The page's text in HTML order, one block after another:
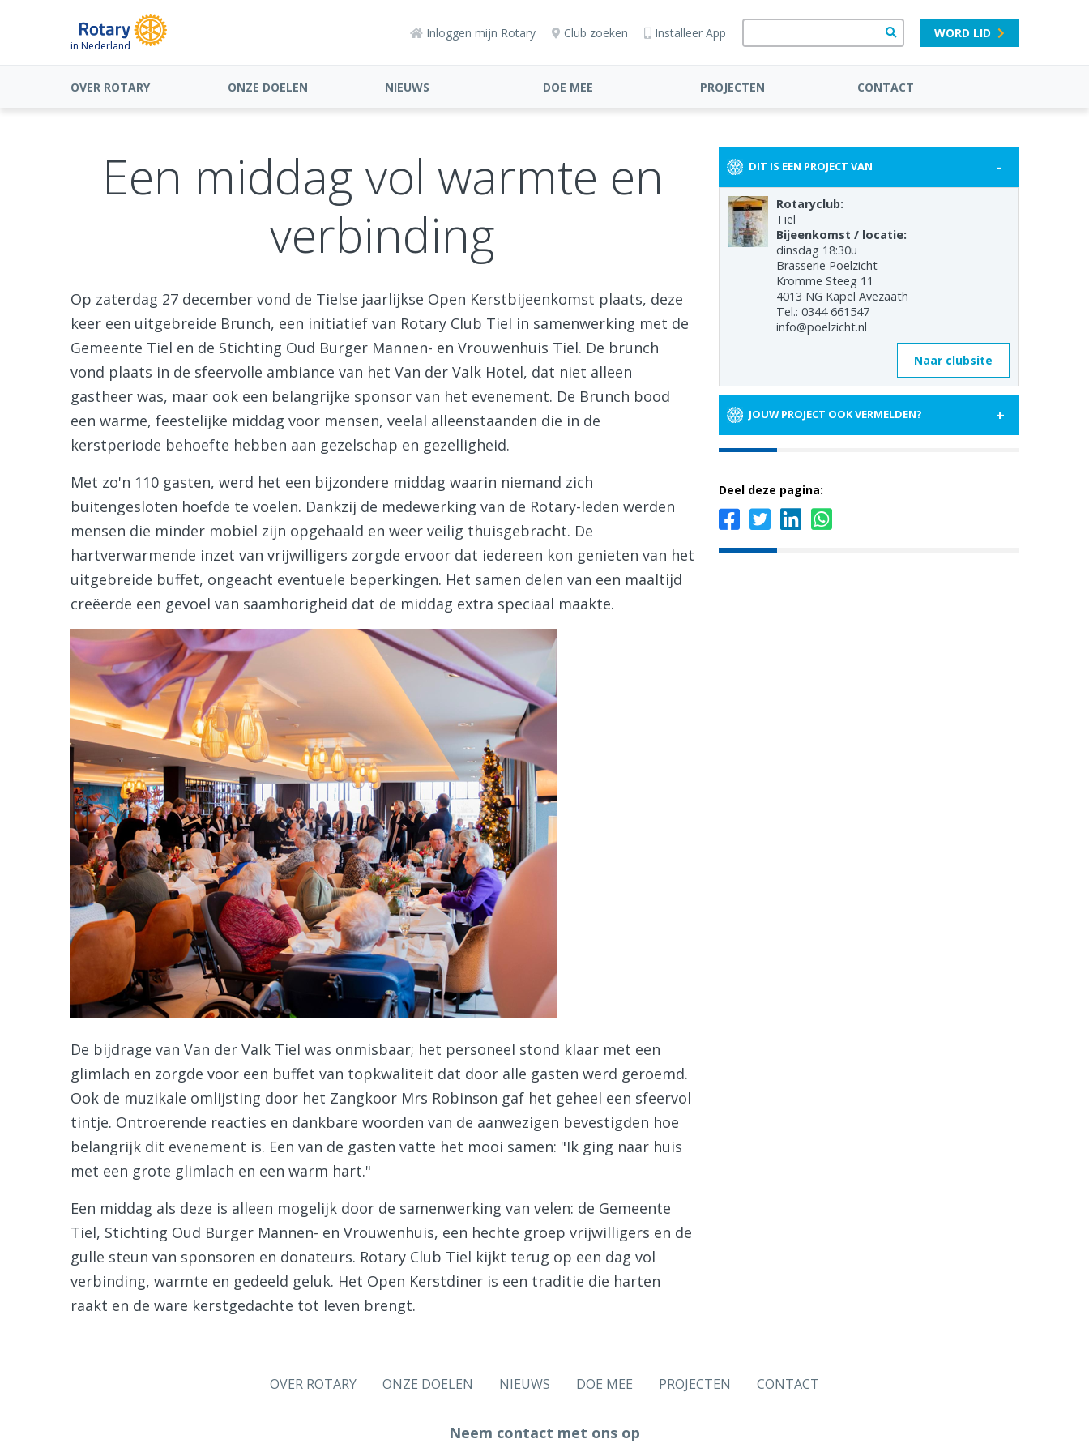
in Nederland
Inloggen mijn Rotary Club zoeken Installeer App WORD LID
OVER ROTARY ONZE DOELEN NIEUWS DOE MEE PROJECTEN CONTACT
Een middag vol warmte en
verbinding
Op zaterdag 27 december vond de Tielse jaarlijkse Open Kerstbijeenkomst plaats, deze
keer een uitgebreide Brunch, een initiatief van Rotary Club Tiel in samenwerking met de
Gemeente Tiel en de Stichting Oud Burger Mannen- en Vrouwenhuis Tiel. De brunch
vond plaats in de sfeervolle ambiance van het Van der Valk Hotel, dat niet alleen
gastheer was, maar ook een belangrijke sponsor van het evenement. De Brunch bood
een warme, feestelijke middag voor mensen, veelal alleenstaanden die in de
kerstperiode behoefte hebben aan gezelschap en gezelligheid.
Met zo'n 110 gasten, werd het een bijzondere middag waarin niemand zich
buitengesloten hoefde te voelen. Dankzij de medewerking van de Rotary-leden werden
mensen die minder mobiel zijn opgehaald en weer veilig thuisgebracht. De
hartverwarmende inzet van vrijwilligers zorgde ervoor dat iedereen kon genieten van het
uitgebreide buffet, ongeacht eventuele beperkingen. Het samen delen van een maaltijd
creëerde een gevoel van saamhorigheid dat de middag extra speciaal maakte.
De bijdrage van Van der Valk Tiel was onmisbaar; het personeel stond klaar met een
glimlach en zorgde voor een buffet van topkwaliteit dat door alle gasten werd geroemd.
Ook de muzikale omlijsting door het Zangkoor Mrs Robinson gaf het geheel een sfeervol
tintje. Ontroerende reacties en dankbare woorden van de aanwezigen bevestigden hoe
belangrijk dit evenement is. Een van de gasten vatte het mooi samen: "Ik ging naar huis
met een grote glimlach en een warm hart."
Een middag als deze is alleen mogelijk door de samenwerking van velen: de Gemeente
Tiel, Stichting Oud Burger Mannen- en Vrouwenhuis, een hechte groep vrijwilligers en de
gulle steun van sponsoren en donateurs. Rotary Club Tiel kijkt terug op een dag vol
verbinding, warmte en gedeeld geluk. Het Open Kerstdiner is een traditie die harten
raakt en de ware kerstgedachte tot leven brengt.
DIT IS EEN PROJECT VAN -
Rotaryclub:
Tiel
Bijeenkomst / locatie:
dinsdag 18:30u
Brasserie Poelzicht
Kromme Steeg 11
4013 NG Kapel Avezaath
Tel.: 0344 661547
info@poelzicht.nl
Naar clubsite
JOUW PROJECT OOK VERMELDEN? +
Deel deze pagina:
OVER ROTARY ONZE DOELEN NIEUWS DOE MEE PROJECTEN CONTACT
Neem contact met ons op